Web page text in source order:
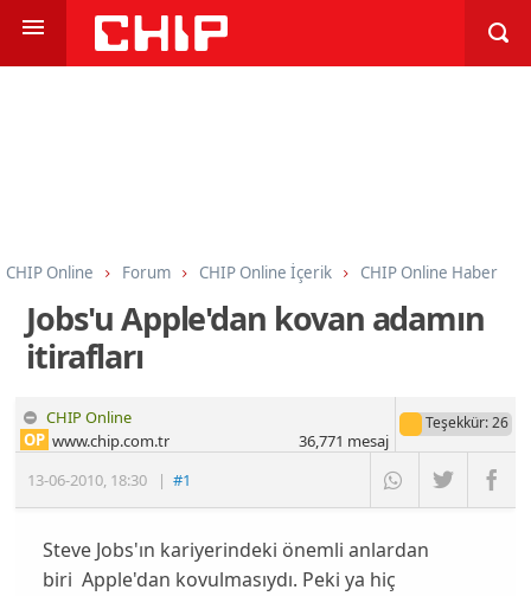
CHIP Online Forum CHIP Online İçerik CHIP Online Haber
Jobs'u Apple'dan kovan adamın
itirafları
CHIP Online
13-06-2010, 18:30 |#1
OP www.chip.com.tr
Teşekkür: 26
36,771 mesaj
Steve Jobs'ın kariyerindeki önemli anlardan
biri Apple'dan kovulmasıydı. Peki ya hiç